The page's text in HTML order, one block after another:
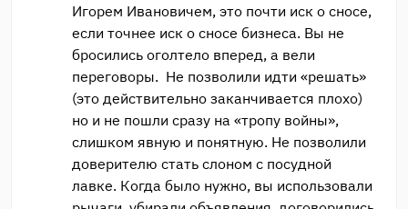
Игорем Ивановичем, это почти иск о сносе,
если точнее иск о сносе бизнеса. Вы не
бросились оголтело вперед, а вели
переговоры. Не позволили идти «решать»
(это действительно заканчивается плохо)
но и не пошли сразу на «тропу войны»,
слишком явную и понятную. Не позволили
доверителю стать слоном с посудной
лавке. Когда было нужно, вы использовали